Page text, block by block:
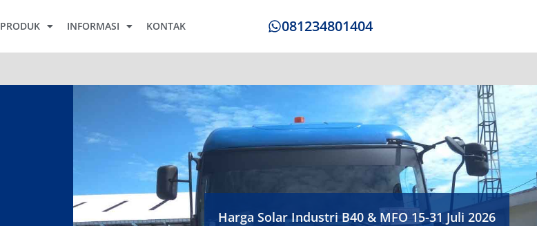
PRODUK INFORMASI KONTAK 081234801404
Harga Solar Industri B40 & MFO 15-31 Juli 2026